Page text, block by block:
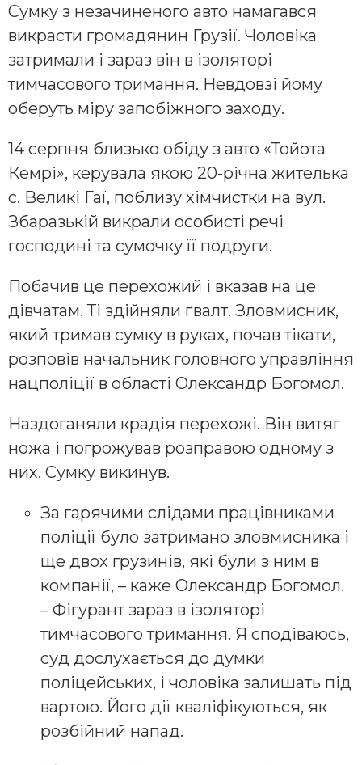
Сумку з незачиненого авто намагався
викрасти громадянин Грузії. Чоловіка
затримали і зараз він в ізоляторі
тимчасового тримання. Невдовзі йому
оберуть міру запобіжного заходу.
14 серпня близько обіду з авто «Тойота
Кемрі», керувала якою 20-річна жителька
с. Великі Гаї, поблизу хімчистки на вул.
Збаразькій викрали особисті речі
господині та сумочку її подруги.
Побачив це перехожий і вказав на це
дівчатам. Ті здійняли ґвалт. Зловмисник,
який тримав сумку в руках, почав тікати,
розповів начальник головного управління
нацполіції в області Олександр Богомол.
Наздоганяли крадія перехожі. Він витяг
ножа і погрожував розправою одному з
них. Сумку викинув.
За гарячими слідами працівниками
поліції було затримано зловмисника і
ще двох грузинів, які були з ним в
компанії, – каже Олександр Богомол.
– Фігурант зараз в ізоляторі
тимчасового тримання. Я сподіваюсь,
суд дослухається до думки
поліцейських, і чоловіка залишать під
вартою. Його дії кваліфікуються, як
розбійний напад.